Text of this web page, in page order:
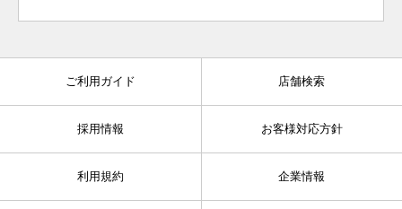
ご利用ガイド 店舗検索
採用情報 お客様対応方針
利用規約 企業情報